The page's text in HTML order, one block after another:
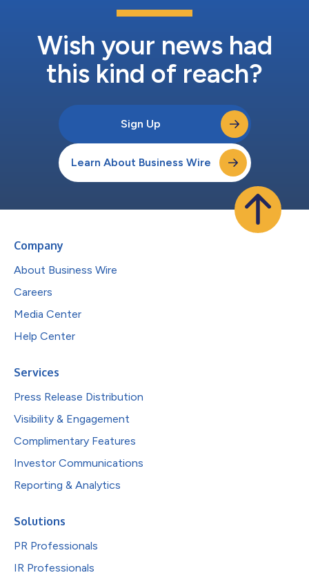
同职能和经验水平的用户都能更轻松地使用高级分析功能。 新增
内容 AI驱动的Smart Insights现已嵌入日益增多的GfKnewron市
集的摘要 分析长...
Wish your news had
this kind of reach?
Sign Up
Learn About Business Wire
Company
About Business Wire
Careers
Media Center
Help Center
Services
Press Release Distribution
Visibility & Engagement
Complimentary Features
Investor Communications
Reporting & Analytics
Solutions
PR Professionals
IR Professionals